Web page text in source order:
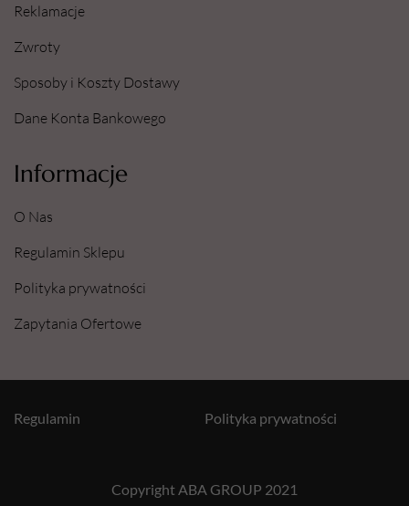
Reklamacje
Zwroty
Sposoby i Koszty Dostawy
Dane Konta Bankowego
Informacje
O Nas
Regulamin Sklepu
Polityka prywatności
Zapytania Ofertowe
Copyright ABA GROUP 2021
Polityka prywatności
Regulamin